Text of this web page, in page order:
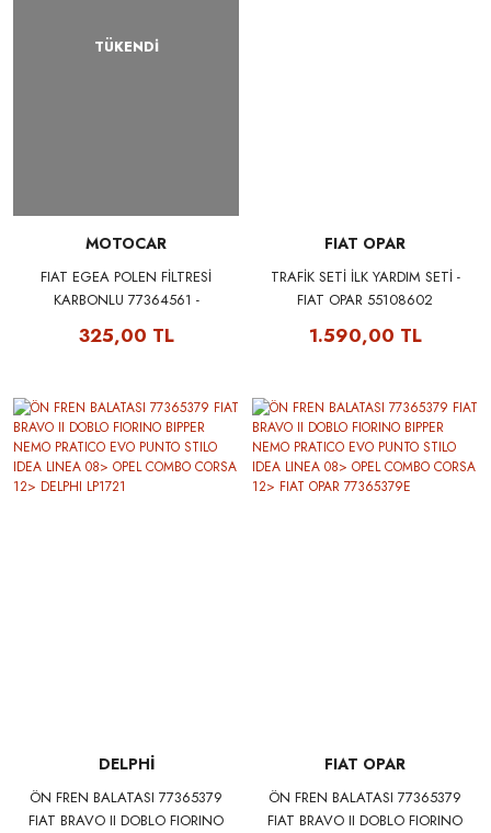
TÜKENDİ
MOTOCAR
FIAT EGEA POLEN FİLTRESİ
KARBONLU 77364561 -
325,00 TL
FIAT OPAR
TRAFİK SETİ İLK YARDIM SETİ -
FIAT OPAR 55108602
1.590,00 TL
DELPHİ
ÖN FREN BALATASI 77365379
FIAT BRAVO II DOBLO FIORINO
FIAT OPAR
ÖN FREN BALATASI 77365379
FIAT BRAVO II DOBLO FIORINO